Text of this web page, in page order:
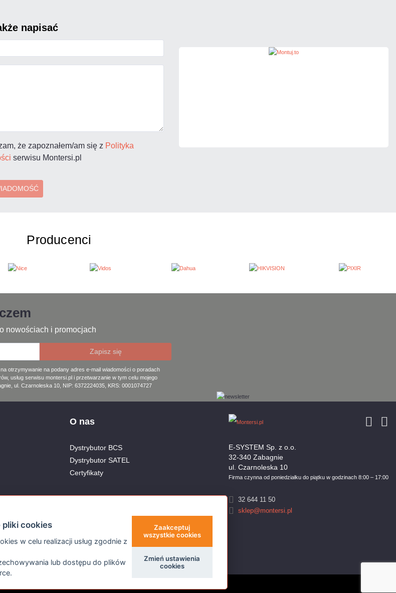
napisać
że zapoznałem/am się z Polityka
serwisu Montersi.pl
Producenci
nowościach i promocjach
otrzymywanie na podany adres e-mail wiadomości o poradach
usług serwisu montersi.pl i przetwarzanie w tym celu mojego
ul. Czarnoleska 10, NIP: 6372224035, KRS: 0001074727
Firma czynna od poniedziałku do piątku w godzinach 8:00 – 17:00
E-SYSTEM Sp. z o.o.
32-340 Zabagnie
ul. Czarnoleska 10
32 644 11 50
sklep@montersi.pl
O nas
Dystrybutor BCS
Dystrybutor SATEL
Certyfikaty
cookies
w celu realizacji usług zgodnie z
lub dostępu do plików
Zaakceptuj
wszystkie cookies
Zmień ustawienia
cookies